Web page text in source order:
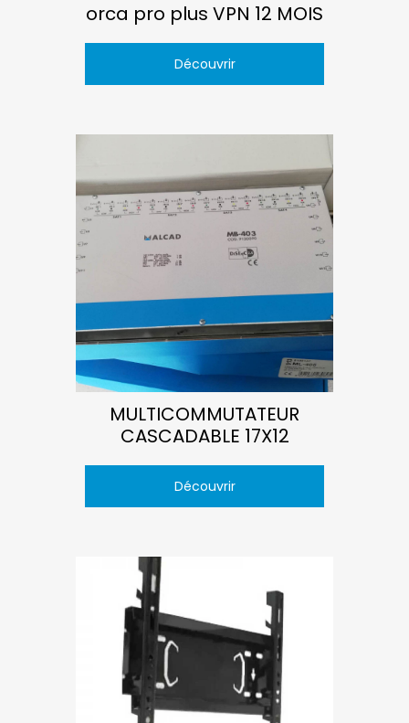
orca pro plus VPN 12 MOIS
Découvrir
MULTICOMMUTATEUR
CASCADABLE 17X12
Découvrir